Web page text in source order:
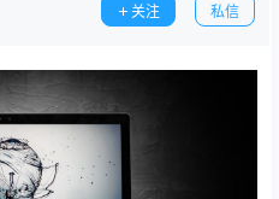
关注 私信